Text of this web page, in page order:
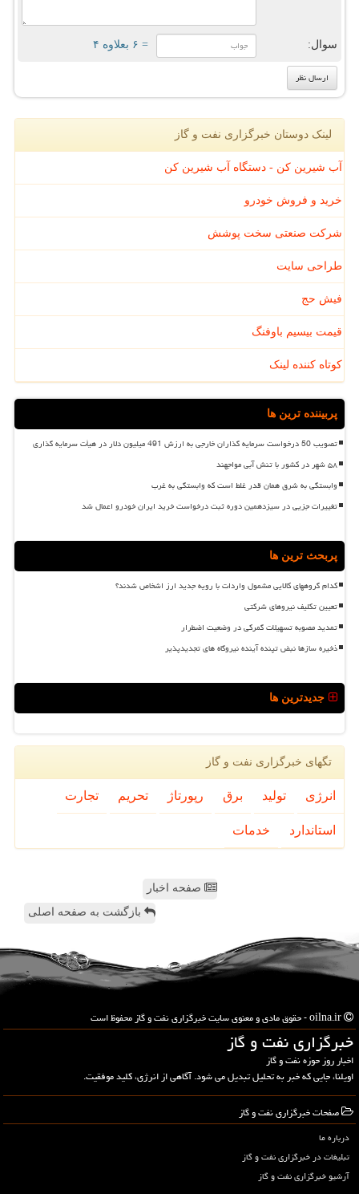
سوال: = ۶ بعلاوه ۴
لینک دوستان خبرگزاری نفت و گاز
آب شیرین کن - دستگاه آب شیرین کن
خرید و فروش خودرو
شرکت صنعتی سخت پوشش
طراحی سایت
فیش حج
قیمت بیسیم باوفنگ
کوتاه کننده لینک
پربیننده ترین ها
تصویب 50 درخواست سرمایه گذاران خارجی به ارزش 491 میلیون دلار در هیأت سرمایه گذاری
۵۸ شهر در کشور با تنش آبی مواجهند
وابستگی به شرق همان قدر غلط است که وابستگی به غرب
تغییرات جزیی در سیزدهمین دوره ثبت درخواست خرید ایران خودرو اعمال شد
پربحث ترین ها
کدام گروههای کالایی مشمول واردات با رویه جدید ارز اشخاص شدند؟
تعیین تکلیف نیروهای شرکتی
تمدید مصوبه تسهیلات گمرکی در وضعیت اضطرار
ذخیره سازها نبض تپنده آینده نیروگاه های تجدیدپذیر
جدیدترین ها
تگهای خبرگزاری نفت و گاز
انرژی تولید برق رپورتاژ تحریم تجارت
استاندارد خدمات
صفحه اخبار
بازگشت به صفحه اصلی
خبرگزاری نفت و گاز
اخبار روز حوزه نفت و گاز
اویلنا، جایی که خبر به تحلیل تبدیل می شود. آگاهی از انرژی، کلید موفقیت.
صفحات خبرگزاری نفت و گاز
درباره ما
تبلیغات در خبرگزاری نفت و گاز
آرشیو خبرگزاری نفت و گاز